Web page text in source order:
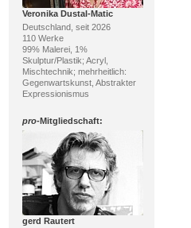
Veronika Dustal-Matic
Deutschland, seit 2026
110 Werke
99% Malerei, 1%
Skulptur/Plastik; Acryl,
Mischtechnik; mehrheitlich:
Gegenwartskunst, Abstrakter
Expressionismus
pro-Mitgliedschaft:
gerd Rautert